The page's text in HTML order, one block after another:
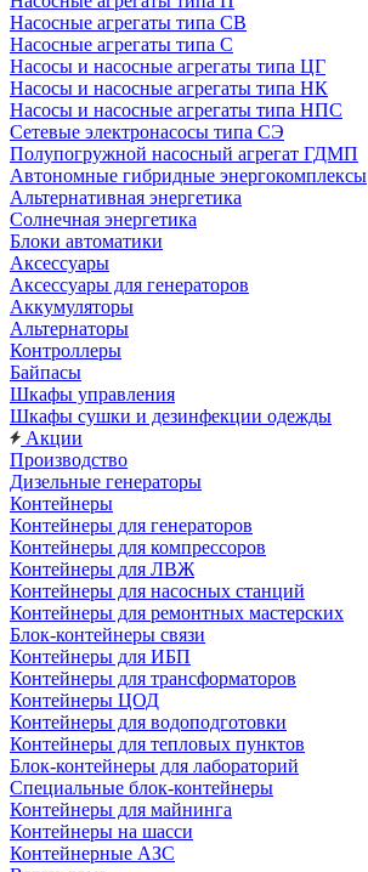
Насосные агрегаты типа СВ
Насосные агрегаты типа С
Насосы и насосные агрегаты типа ЦГ
Насосы и насосные агрегаты типа НК
Насосы и насосные агрегаты типа НПС
Сетевые электронасосы типа СЭ
Полупогружной насосный агрегат ГДМП
Автономные гибридные энергокомплексы
Альтернативная энергетика
Солнечная энергетика
Блоки автоматики
Аксессуары
Аксессуары для генераторов
Аккумуляторы
Альтернаторы
Контроллеры
Байпасы
Шкафы управления
Шкафы сушки и дезинфекции одежды
Акции
Производство
Дизельные генераторы
Контейнеры
Контейнеры для генераторов
Контейнеры для компрессоров
Контейнеры для ЛВЖ
Контейнеры для насосных станций
Контейнеры для ремонтных мастерских
Блок-контейнеры связи
Контейнеры для ИБП
Контейнеры для трансформаторов
Контейнеры ЦОД
Контейнеры для водоподготовки
Контейнеры для тепловых пунктов
Блок-контейнеры для лабораторий
Специальные блок-контейнеры
Контейнеры для майнинга
Контейнеры на шасси
Контейнерные АЗС